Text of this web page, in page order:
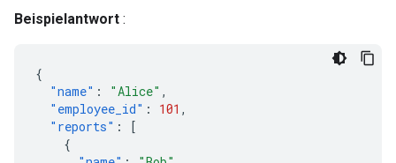
Beispielantwort :
{
"name" : "Alice" ,
"employee_id" : 101 ,
"reports" :
[
{